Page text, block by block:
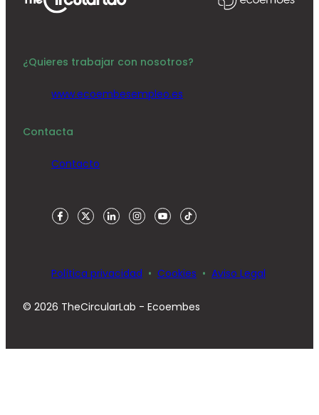
¿Quieres trabajar con nosotros?
www.ecoembesempleo.es
Contacta
Contacto
© 2026 TheCircularLab - Ecoembes
Política privacidad Cookies Aviso Legal